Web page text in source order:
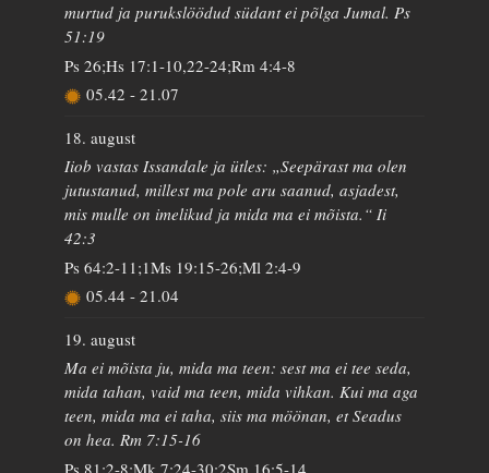
murtud ja purukslöödud südant ei põlga Jumal. Ps
51:19
Ps 26;Hs 17:1-10,22-24;Rm 4:4-8
05.42 - 21.07
18. august
Iiob vastas Issandale ja ütles: „Seepärast ma olen
jutustanud, millest ma pole aru saanud, asjadest,
mis mulle on imelikud ja mida ma ei mõista.“ Ii
42:3
Ps 64:2-11;1Ms 19:15-26;Ml 2:4-9
05.44 - 21.04
19. august
Ma ei mõista ju, mida ma teen: sest ma ei tee seda,
mida tahan, vaid ma teen, mida vihkan. Kui ma aga
teen, mida ma ei taha, siis ma möönan, et Seadus
on hea. Rm 7:15-16
Ps 81:2-8;Mk 7:24-30;2Sm 16:5-14